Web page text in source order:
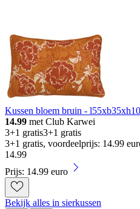
Kussen bloem bruin -
14.99 met Club Karwei
3+1 gratis3+1 gratis
3+1 gratis, voordeelprijs: 14.99
14.99
Prijs: 14.99 euro
Bekijk alles in sierkussen